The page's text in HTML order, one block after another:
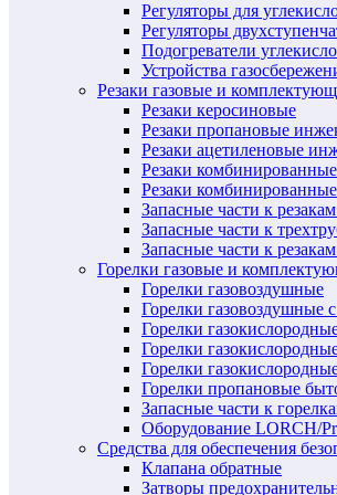
Регуляторы для
Регуляторы
Подогреватели
Устройства
Резаки газовые и
Резаки керосиновые
Резаки пропановые
Резаки ацетиленовые
Резаки
Резаки
Запасные части к
Запасные части к
Запасные части к
Горелки газовые и
Горелки газовоздушные
Горелки газовоздушные
Горелки
Горелки
Горелки
Горелки пропановые
Запасные части к
Оборудование LORCH/
Средства для обеспечения
Клапана обратные
Затворы